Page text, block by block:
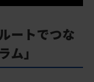
ートでつな
ム」